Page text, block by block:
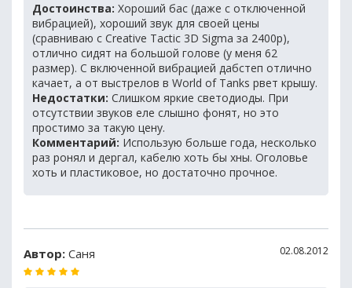
Достоинства: Хороший бас (даже с отключенной
вибрацией), хороший звук для своей цены
(сравниваю с Creative Tactic 3D Sigma за 2400р),
отлично сидят на большой голове (у меня 62
размер). С включенной вибрацией дабстеп отлично
качает, а от выстрелов в World of Tanks рвет крышу.
Недостатки: Слишком яркие светодиоды. При
отсутствии звуков еле слышно фонят, но это
простимо за такую цену.
Комментарий: Использую больше года, несколько
раз ронял и дергал, кабелю хоть бы хны. Оголовье
хоть и пластиковое, но достаточно прочное.
Автор: Саня 02.08.2012